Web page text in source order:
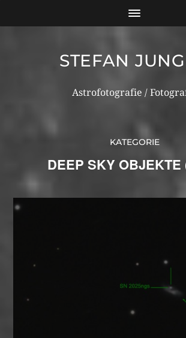
STEFAN
Astrofotografie /
KATEGORIE
DEEP SKY OBJEKTE